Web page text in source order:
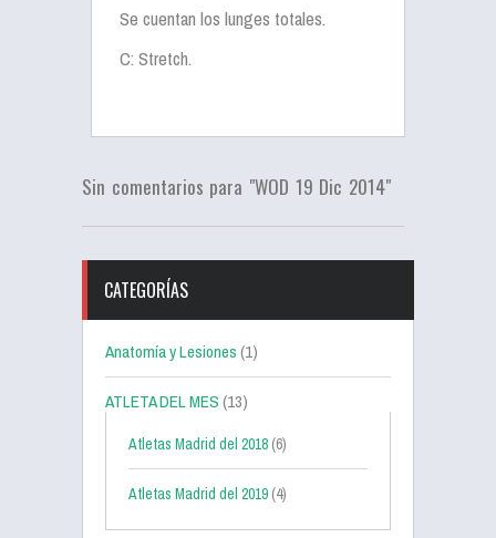
Se cuentan los lunges totales.
C: Stretch.
Sin comentarios para "WOD 19 Dic 2014"
CATEGORÍAS
Anatomía y Lesiones(1)
ATLETA DEL MES(13)
Atletas Madrid del 2018 (6)
Atletas Madrid del 2019 (4)